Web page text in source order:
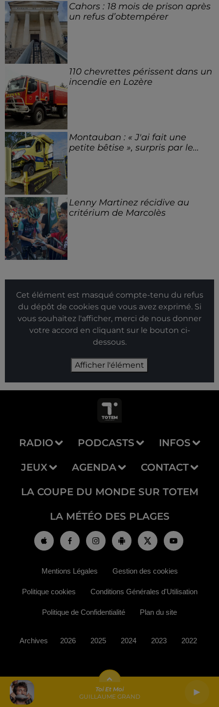
Toi Et Moi
GUILLAUME GRAND
Cahors : 18 mois de prison après
un refus d’obtempérer
110 chevrettes périssent dans un
incendie en Lozère
Montauban : « J'ai fait une
petite bêtise », surpris par le...
Lenny Martinez récidive au
critérium de Marcolès
Cet élément est masqué compte-tenu du refus
du dépôt de cookies que vous avez exprimé. Si
vous souhaitez l'afficher, merci de nous donner
votre accord en cliquant sur le bouton ci-
dessous.
Afficher l'élément
RADIO PODCASTS INFOS
JEUX AGENDA CONTACT
LA COUPE DU MONDE SUR TOTEM
LA MÉTÉO DES PLAGES
Mentions Légales Gestion des cookies
Politique cookies Conditions Générales d'Utilisation
Politique de Confidentialité Plan du site
Archives 2026 2025 2024 2023 2022